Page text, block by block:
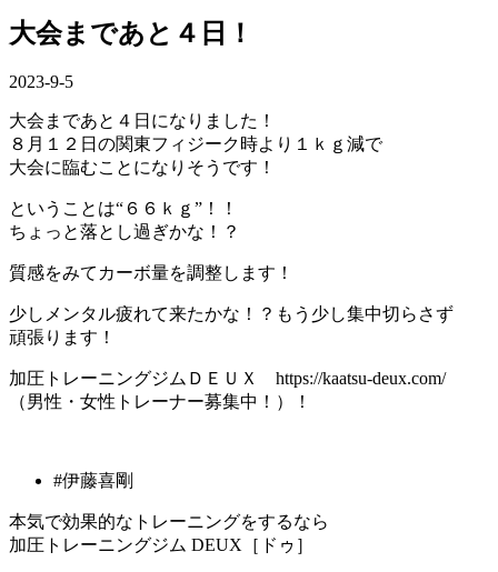
大会まであと４日！
2023-9-5
大会まであと４日になりました！
８月１２日の関東フィジーク時より１ｋｇ減で
大会に臨むことになりそうです！
ということは“６６ｋｇ”！！
ちょっと落とし過ぎかな！？
質感をみてカーボ量を調整します！
少しメンタル疲れて来たかな！？もう少し集中切らさず
頑張ります！
加圧トレーニングジムＤＥＵＸ https://kaatsu-deux.com/
（男性・女性トレーナー募集中！）！
#伊藤喜剛
本気で効果的なトレーニングをするなら
加圧トレーニングジム DEUX［ドゥ］